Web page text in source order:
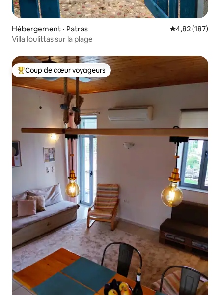
Hébergement ⋅ Patras Évaluation
4,82 (187)
Villa Ioulittas sur la plage
Coups de cœur voyageurs les plus appréciés
Coup de cœur voyageurs